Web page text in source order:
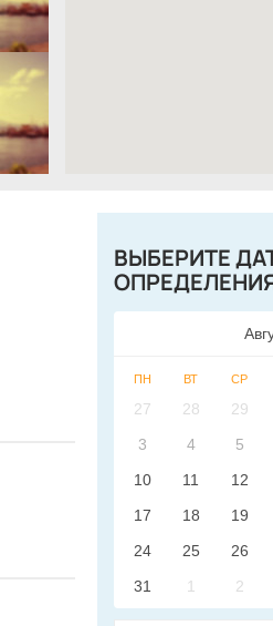
ВЫБЕРИТЕ
ПН ВТ СР
27 28 29
3
4 5
10
11 12
17
18 19
24
25 26
31
1 2